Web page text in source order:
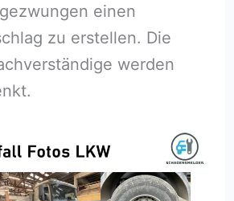
einen
zu erstellen. Die
werden